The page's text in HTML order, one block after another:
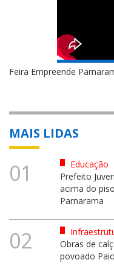
Feira Empreende
MAIS LIDAS
01
Educação
Prefeito
acima do
Parnarama
02
Obras de
povoado